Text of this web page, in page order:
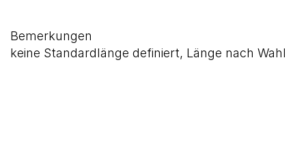
Bemerkungen
keine Standardlänge definiert, Länge nach Wahl